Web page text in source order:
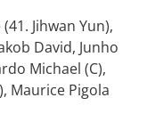
Jihwan Yun),
David, Junho
Michael (C),
Maurice Pigola